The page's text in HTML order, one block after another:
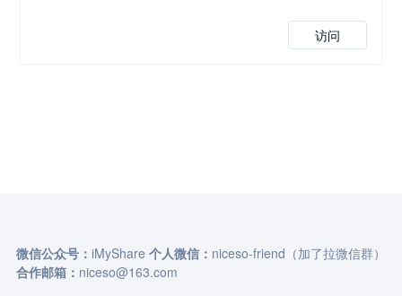
访问
微信公众号： iMyShare 个人微信： niceso-friend（加了拉微信群）
合作邮箱： niceso@163.com